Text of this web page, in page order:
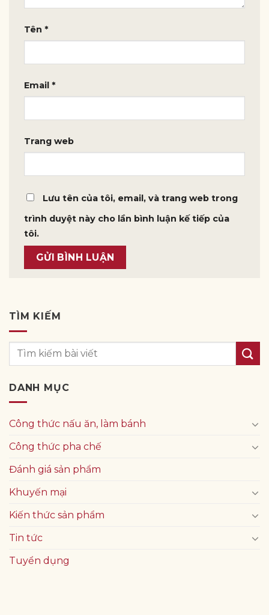
Tên *
Email *
Trang web
Lưu tên của tôi, email, và trang web trong
trình duyệt này cho lần bình luận kế tiếp của
tôi.
TÌM KIẾM
DANH MỤC
Công thức nấu ăn, làm bánh
Công thức pha chế
Đánh giá sản phẩm
Khuyến mại
Kiến thức sản phẩm
Tin tức
Tuyển dụng